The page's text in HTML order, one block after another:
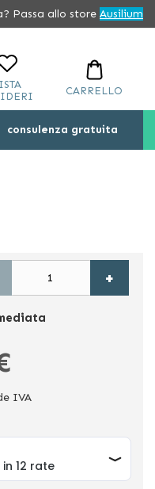
Passa allo store Ausilium
CARRELLO
consulenza gratuita
+
IVA